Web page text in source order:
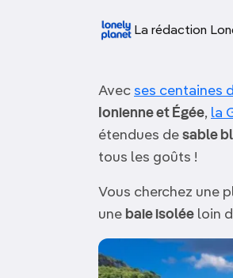
TOP VILLES
La rédaction
Avec ses centaines
Ionienne et Égée, la
étendues de sable
tous les goûts !
Vous cherchez une
une baie isolée loin
Image